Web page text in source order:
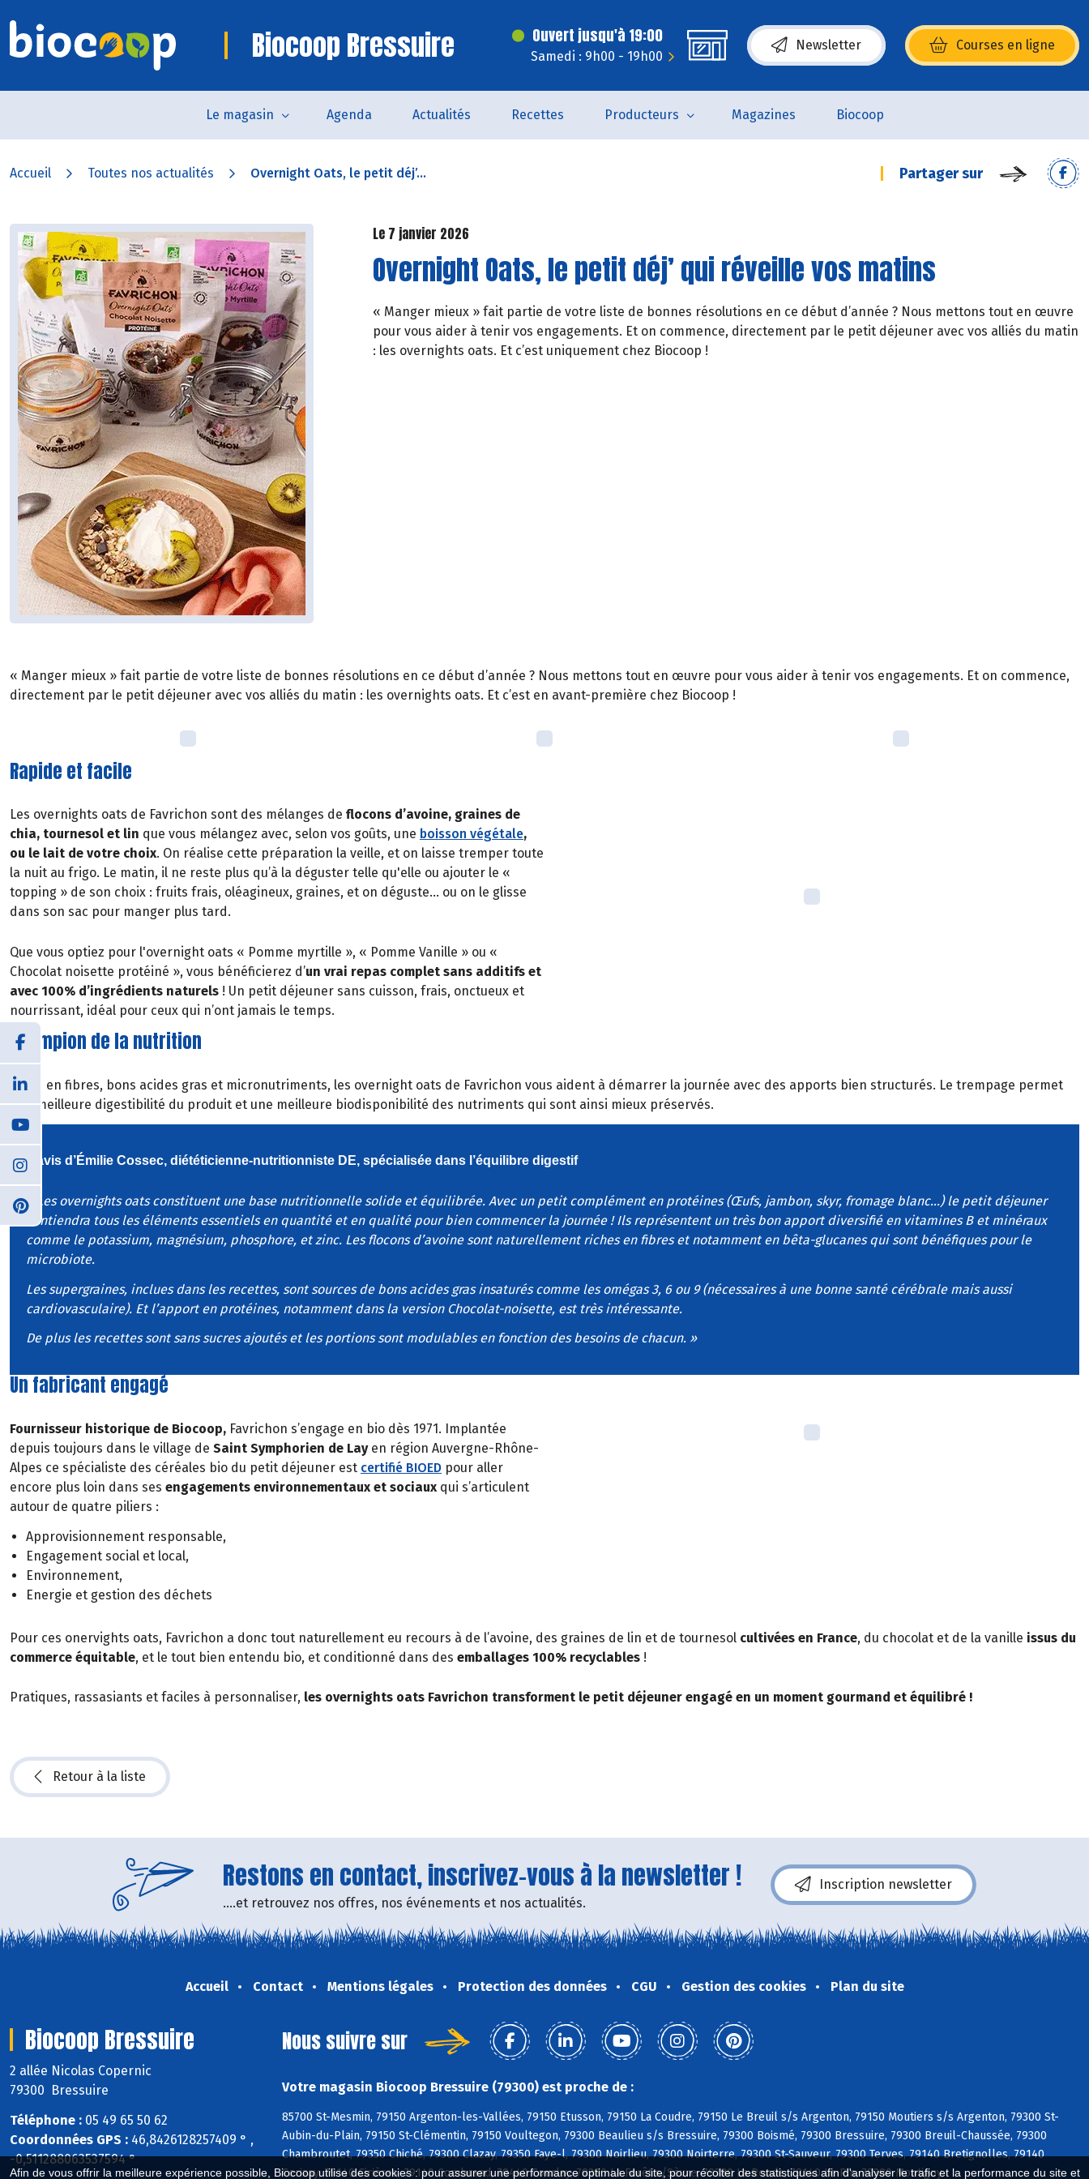
Afin de vous offrir la meilleure expérience possible, Biocoop utilise des cookies : pour assurer une performance optimale du site, pour récolter des statistiques afin d'analyser le trafic et la performance du site et
Biocoop Bressuire Ouvert jusqu'à 19:00
Samedi : 9h00 - 19h00
Newsletter Courses en ligne
(s’ouvre dans une nouvelle fenêtre)
Le magasin Agenda Actualités Recettes Producteurs Magazines Biocoop
Accueil Toutes nos actualités Overnight Oats, le petit déj’... Partager sur
Le 7 janvier 2026
Overnight Oats, le petit déj’ qui réveille vos matins
« Manger mieux » fait partie de votre liste de bonnes résolutions en ce début d’année ? Nous mettons tout en œuvre
pour vous aider à tenir vos engagements. Et on commence, directement par le petit déjeuner avec vos alliés du matin
: les overnights oats. Et c’est uniquement chez Biocoop !
« Manger mieux » fait partie de votre liste de bonnes résolutions en ce début d’année ? Nous mettons tout en œuvre pour vous aider à tenir vos engagements. Et on commence,
directement par le petit déjeuner avec vos alliés du matin : les overnights oats. Et c’est en avant-première chez Biocoop !
Rapide et facile
Les overnights oats de Favrichon sont des mélanges de flocons d’avoine, graines de
chia, tournesol et lin que vous mélangez avec, selon vos goûts, une boisson végétale,
ou le lait de votre choix. On réalise cette préparation la veille, et on laisse tremper toute
la nuit au frigo. Le matin, il ne reste plus qu’à la déguster telle qu'elle ou ajouter le «
topping » de son choix : fruits frais, oléagineux, graines, et on déguste… ou on le glisse
dans son sac pour manger plus tard.
Que vous optiez pour l'overnight oats « Pomme myrtille », « Pomme Vanille » ou «
Chocolat noisette protéiné », vous bénéficierez d’un vrai repas complet sans additifs et
avec 100% d’ingrédients naturels ! Un petit déjeuner sans cuisson, frais, onctueux et
nourrissant, idéal pour ceux qui n’ont jamais le temps.
Champion de la nutrition
Riche en fibres, bons acides gras et micronutriments, les overnight oats de Favrichon vous aident à démarrer la journée avec des apports bien structurés. Le trempage permet
une meilleure digestibilité du produit et une meilleure biodisponibilité des nutriments qui sont ainsi mieux préservés.
L’avis d’Émilie Cossec, diététicienne-nutritionniste DE, spécialisée dans l’équilibre digestif
« Les overnights oats constituent une base nutritionnelle solide et équilibrée. Avec un petit complément en protéines (Œufs, jambon, skyr, fromage blanc...) le petit déjeuner
contiendra tous les éléments essentiels en quantité et en qualité pour bien commencer la journée ! Ils représentent un très bon apport diversifié en vitamines B et minéraux
comme le potassium, magnésium, phosphore, et zinc. Les flocons d’avoine sont naturellement riches en fibres et notamment en bêta-glucanes qui sont bénéfiques pour le
microbiote.
Les supergraines, inclues dans les recettes, sont sources de bons acides gras insaturés comme les omégas 3, 6 ou 9 (nécessaires à une bonne santé cérébrale mais aussi
cardiovasculaire). Et l’apport en protéines, notamment dans la version Chocolat-noisette, est très intéressante.
De plus les recettes sont sans sucres ajoutés et les portions sont modulables en fonction des besoins de chacun. »
Un fabricant engagé
Fournisseur historique de Biocoop, Favrichon s’engage en bio dès 1971. Implantée
depuis toujours dans le village de Saint Symphorien de Layen région Auvergne-Rhône-
Alpes ce spécialiste des céréales bio du petit déjeuner est certifié BIOED pour aller
encore plus loin dans ses engagements environnementaux et sociaux qui s’articulent
autour de quatre piliers :
Approvisionnement responsable,
Engagement social et local,
Environnement,
Energie et gestion des déchets
Pour ces onervights oats, Favrichon a donc tout naturellement eu recours à de l’avoine, des graines de lin et de tournesol cultivées en France, du chocolat et de la vanille issus du
commerce équitable, et le tout bien entendu bio, et conditionné dans des emballages 100% recyclables !
Pratiques, rassasiants et faciles à personnaliser, les overnights oats Favrichon transforment le petit déjeuner engagé en un moment gourmand et équilibré !
Retour à la liste
Restons en contact, inscrivez-vous à la newsletter !
....et retrouvez nos offres, nos événements et nos actualités.
Inscription newsletter
Accueil Contact Mentions légales Protection des données CGU Gestion des cookies Plan du site
Biocoop Bressuire
2 allée Nicolas Copernic
79300 Bressuire
Téléphone : 05 49 65 50 62
Coordonnées GPS : 46,8426128257409 ° ,
-0,511288063537594 °
Nous suivre sur
Votre magasin Biocoop Bressuire (79300) est proche de :
85700 St-Mesmin, 79150 Argenton-les-Vallées, 79150 Etusson, 79150 La Coudre, 79150 Le Breuil s/s Argenton, 79150 Moutiers s/s Argenton, 79300 St-
Aubin-du-Plain, 79150 St-Clémentin, 79150 Voultegon, 79300 Beaulieu s/s Bressuire, 79300 Boismé, 79300 Bressuire, 79300 Breuil-Chaussée, 79300
Chambroutet, 79350 Chiché, 79300 Clazay, 79350 Faye-l, 79300 Noirlieu, 79300 Noirterre, 79300 St-Sauveur, 79300 Terves, 79140 Bretignolles, 79140
Cerizay, 79140 Cirières, 79140 Combrand, 79440 Courlay, 79380 La Forêt s/Sèvre, 79380 La Ronde, 79140 Le Pin, 79380 Montigny